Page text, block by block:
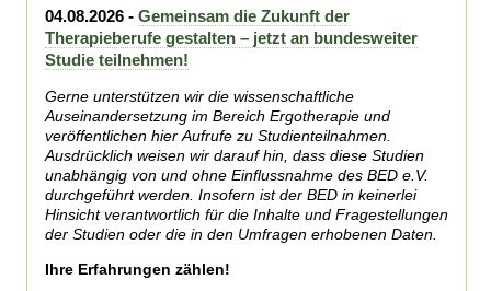
04.08.2026 - Gemeinsam die Zukunft der
Therapieberufe gestalten – jetzt an bundesweiter
Studie teilnehmen!
Gerne unterstützen wir die wissenschaftliche
Auseinandersetzung im Bereich Ergotherapie und
veröffentlichen hier Aufrufe zu Studienteilnahmen.
Ausdrücklich weisen wir darauf hin, dass diese Studien
unabhängig von und ohne Einflussnahme des BED e.V.
durchgeführt werden. Insofern ist der BED in keinerlei
Hinsicht verantwortlich für die Inhalte und Fragestellungen
der Studien oder die in den Umfragen erhobenen Daten.
Ihre Erfahrungen zählen!